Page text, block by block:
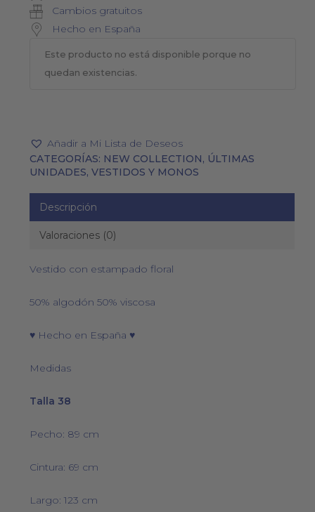
Cambios gratuitos
Hecho en España
Este producto no está disponible porque no
quedan existencias.
Añadir a Mi Lista de Deseos
CATEGORÍAS: NEW COLLECTION, ÚLTIMAS
UNIDADES, VESTIDOS Y MONOS
Descripción
Valoraciones (0)
Vestido con estampado floral
50% algodón 50% viscosa
♥ Hecho en España ♥
Medidas
Talla 38
Pecho: 89 cm
Cintura: 69 cm
Largo: 123 cm